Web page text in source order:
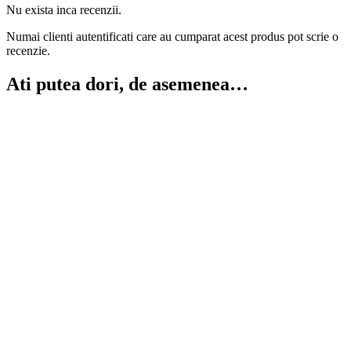
Nu exista inca recenzii.
Numai clienti autentificati care au cumparat acest produs pot scrie o
recenzie.
Ati putea dori, de asemenea…